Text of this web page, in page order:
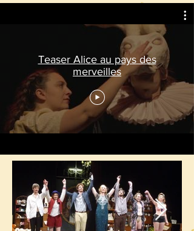
Teaser Alice au pays des
merveilles